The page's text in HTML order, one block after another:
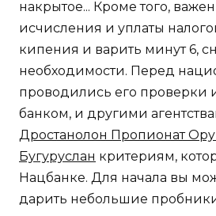
накрытое... Кроме того,
исчисления и уплаты
кипения и варить минут 6,
необходимости. Перед
проводились его проверки
банком, и другими
Дростанолон Пропионат
Бугуруслан критериям,
Нацбанке. Для начала вы
дарить небольшие